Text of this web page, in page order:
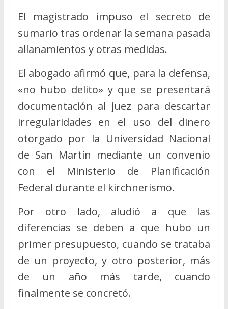
El magistrado impuso el secreto de
sumario tras ordenar la semana pasada
allanamientos y otras medidas.
El abogado afirmó que, para la defensa,
«no hubo delito» y que se presentará
documentación al juez para descartar
irregularidades en el uso del dinero
otorgado por la Universidad Nacional
de San Martín mediante un convenio
con el Ministerio de Planificación
Federal durante el kirchnerismo.
Por otro lado, aludió a que las
diferencias se deben a que hubo un
primer presupuesto, cuando se trataba
de un proyecto, y otro posterior, más
de un año más tarde, cuando
finalmente se concretó.